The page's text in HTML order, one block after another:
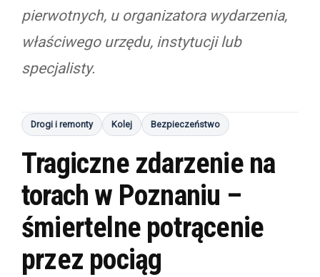
pierwotnych, u organizatora wydarzenia,
właściwego urzędu, instytucji lub
specjalisty.
Drogi i remonty Kolej Bezpieczeństwo
Tragiczne zdarzenie na
torach w Poznaniu –
śmiertelne potrącenie
przez pociąg